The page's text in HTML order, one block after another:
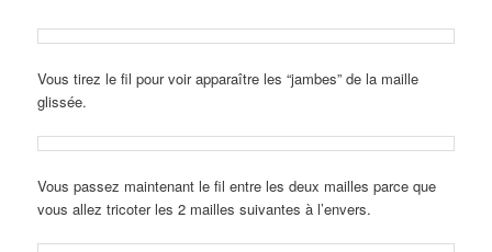
Vous tirez le fil pour voir apparaître les “jambes” de la maille
glissée.
Vous passez maintenant le fil entre les deux mailles parce que
vous allez tricoter les 2 mailles suivantes à l’envers.